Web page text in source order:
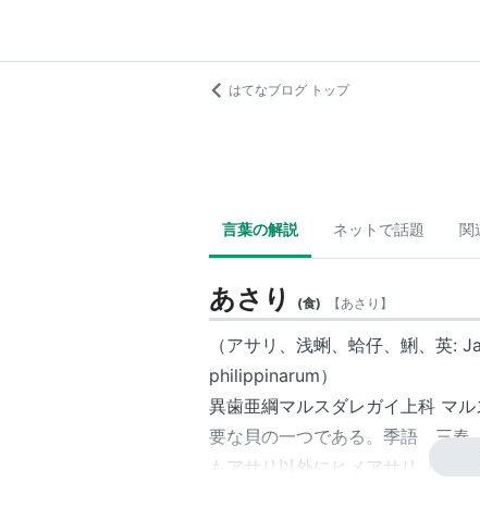
はてなブログ トップ
言葉の解説 ネットで話題 関
あさり (食) 【あさり 】
（アサリ 、浅蜊、蛤仔、鯏、英:
philippinarum）
異歯亜綱マルスダレガイ上科 マ
要な貝の一つである。季語 三春
もアサリ以外にヒメアサリ（学名